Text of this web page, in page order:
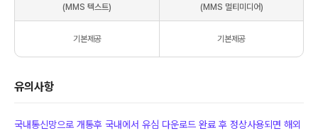
(MMS 텍스트)
(MMS 멀티미디어)
기본제공 기본제공
유의사항
국내통신망으로 개통후 국내에서 유심 다운로드 완료 후 정상사용되면 해외